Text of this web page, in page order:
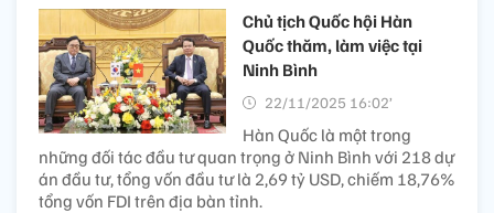
Chủ tịch Quốc hội Hàn
Quốc thăm, làm việc tại
Ninh Bình
22/11/2025 16:02’
Hàn Quốc là một trong
những đối tác đầu tư quan trọng ở Ninh Bình với 218 dự
án đầu tư, tổng vốn đầu tư là 2,69 tỷ USD, chiếm 18,76%
tổng vốn FDI trên địa bàn tỉnh.